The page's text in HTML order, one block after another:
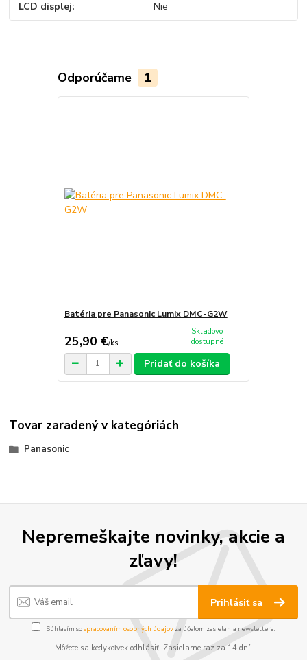
LCD displej Nie
Odporúčame 1
Batéria pre Panasonic Lumix DMC-G2W
25,90 €/ks
Skladovo
dostupné
Pridať do košíka
Tovar zaradený v kategóriách
Panasonic
Nepremeškajte novinky, akcie a
zľavy!
Prihlásiť sa
Súhlasím sospracovaním osobných údajov za účelom zasielania newslettera.
Môžete sa kedykoľvek odhlásiť. Zasielame raz za 14 dní.